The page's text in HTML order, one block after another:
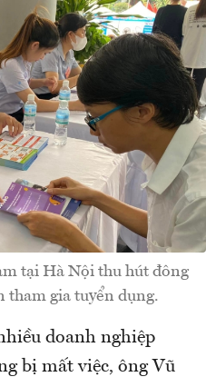
tại Hà Nội thu hút đông
tham gia tuyển dụng.
doanh nghiệp
bị mất việc, ông Vũ